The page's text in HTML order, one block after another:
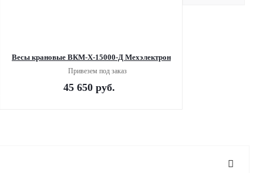
Весы крановые ВКМ-Х-15000-Д Мехэлектрон
Привезем под заказ
45 650 руб.